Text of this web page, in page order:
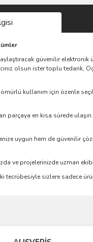
güvenilir
olsun ister toplu tedarik,
kullanım için özenle
parçaya en kısa sürede ulaşın.
uygun hem de güvenilir
ve projelerinizde uzman
tecrübesiyle sizlere sadece